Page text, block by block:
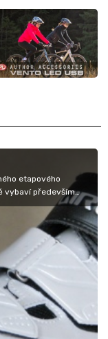
etapového
vybaví především